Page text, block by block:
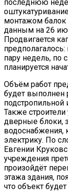
последнюю
монтажом балок
данным на 26
Продвигается
пару недель, по
планируется
Объём работ
будет выполнен
подстропильной
Также
дверные блоки,
водоснабжения,
электрику. По
Евгении
учреждения
произойдёт
этажа здания,
что объект